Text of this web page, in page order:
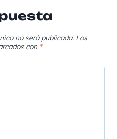
no será publicada. Los
con *